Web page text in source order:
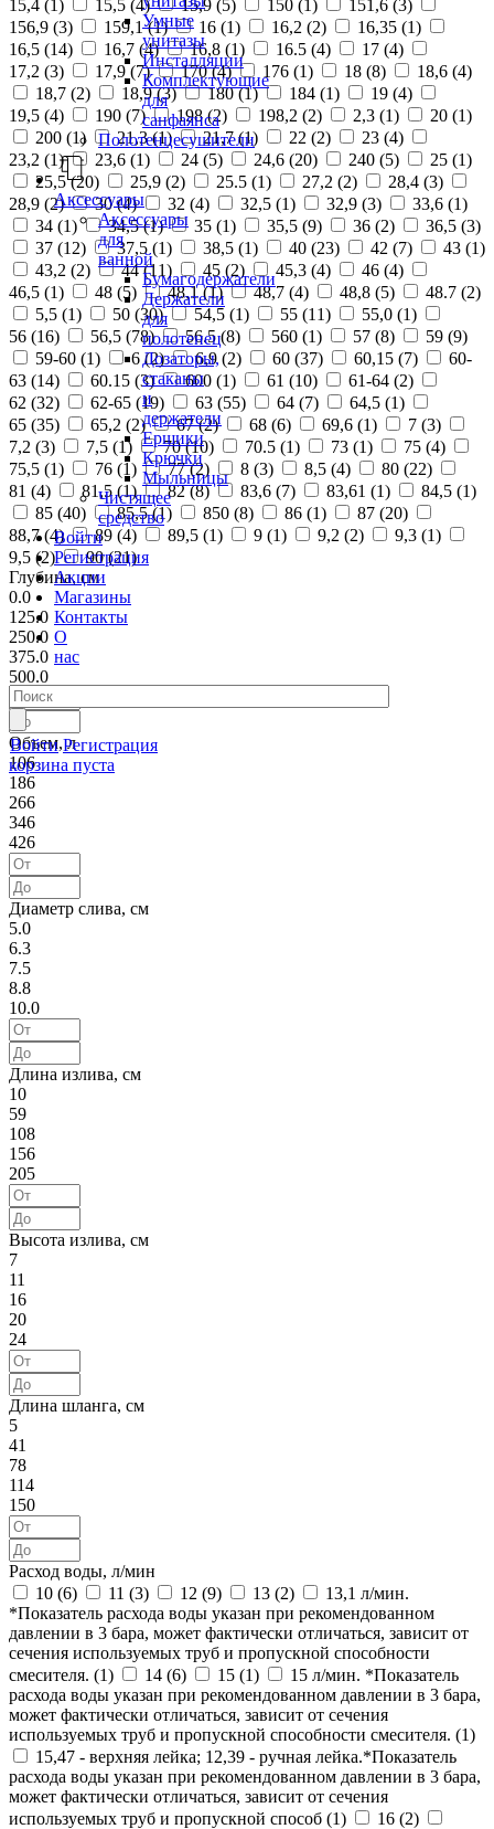
Умные
унитазы
Инсталляции
Комплектующие
для
санфаянса
Полотенцесушители
Аксессуары
Аксессуары
для
ванной
Бумагодержатели
Держатели
для
полотенец
Дозаторы,
стаканы
и
держатели
Ершики
Крючки
Мыльницы
Чистящее
средство
Войти
Регистрация
Акции
Магазины
Контакты
О
нас
Войти Регистрация
корзина пуста
15,4 (1 ) 15,5 (4) 15,9 (5) 150 (1 ) 151,6 (3)
156,9 (3) 159,1 (1) 16 (1) 16,2 (2) 16,35 (1)
16,5 (14) 16,7 (4) 16,8 (1) 16.5 (4) 17 (4)
17,2 (3) 17,9 (7) 170 (4) 176 (1) 18 (8) 18,6 (4)
18,7 (2) 18,9 (3) 180 (1) 184 (1) 19 (4)
19,5 (4) 190 (7) 198 (2) 198,2 (2) 2,3 (1) 20 (1)
200 (1) 21,3 (1) 21,7 (1) 22 (2) 23 (4)
23,2 (1) 23,6 (1) 24 (5) 24,6 (20) 240 (5) 25 (1)
25,5 (20) 25,9 (2) 25.5 (1) 27,2 (2) 28,4 (3)
28,9 (2) 30 (4) 32 (4) 32,5 (1) 32,9 (3) 33,6 (1)
34 (1) 34,5 (1) 35 (1) 35,5 (9) 36 (2) 36,5 (3)
37 (12) 37,5 (1) 38,5 (1) 40 (23) 42 (7) 43 (1)
43,2 (2) 44 (11) 45 (2) 45,3 (4) 46 (4)
46,5 (1) 48 (5) 48,1 (1) 48,7 (4) 48,8 (5) 48.7 (2)
5,5 (1) 50 (30) 54,5 (1) 55 (11) 55,0 (1)
56 (16) 56,5 (78) 56.5 (8) 560 (1) 57 (8) 59 (9)
59-60 (1) 6 (2) 6,9 (2) 60 (37) 60,15 (7)
60-
63 (14) 60.15 (3) 600 (1) 61 (10) 61-64 (2)
62 (32) 62-65 (19) 63 (55) 64 (7) 64,5 (1)
65 (35) 65,2 (2) 67 (2) 68 (6) 69,6 (1) 7 (3)
7,2 (3) 7,5 (1) 70 (10) 70.5 (1) 73 (1) 75 (4)
75,5 (1) 76 (1) 77 (2) 8 (3) 8,5 (4) 80 (22)
81 (4) 81,5 (1) 82 (8) 83,6 (7) 83,61 (1) 84,5 (1)
85 (40) 85,5 (1) 850 (8) 86 (1) 87 (20)
88,7 (4) 89 (4) 89,5 (1) 9 (1) 9,2 (2) 9,3 (1)
9,5 (2) 90 (21)
Глубина, см
0.0
125.0
250.0
375.0
500.0
Объем, л
106
186
266
346
426
Диаметр слива, см
5.0
6.3
7.5
8.8
10.0
Длина излива, см
10
59
108
156
205
Высота излива, см
7
11
16
20
24
Длина шланга, см
5
41
78
114
150
Расход воды, л/мин
10 (6) 11 (3) 12 (9) 13 (2)
13,1 л/мин.
*Показатель расхода воды указан при рекомендованном
давлении в 3 бара, может фактически отличаться, зависит от
сечения используемых труб и пропускной способности
смесителя. (1) 14 (6) 15 (1)
15 л/мин. *Показатель
расхода воды указан при рекомендованном давлении в 3 бара,
может фактически отличаться, зависит от сечения
используемых труб и пропускной способности смесителя. (1)
15,47 - верхняя лейка; 12,39 - ручная лейка.*Показатель
расхода воды указан при рекомендованном давлении в 3 бара,
может фактически отличаться, зависит от сечения
используемых труб и пропускной способ (1) 16 (2)